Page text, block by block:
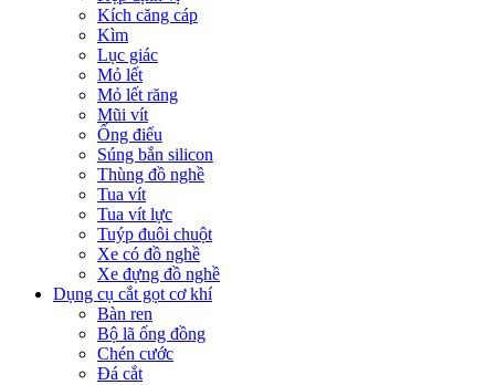
Kích căng cáp
Kìm
Lục giác
Mỏ lết
Mỏ lết răng
Mũi vít
Ống điếu
Súng bắn silicon
Thùng đồ nghề
Tua vít
Tua vít lực
Tuýp đuôi chuột
Xe có đồ nghề
Xe đựng đồ nghề
Dụng cụ cắt gọt cơ khí
Bàn ren
Bộ lã ống đồng
Chén cước
Đá cắt